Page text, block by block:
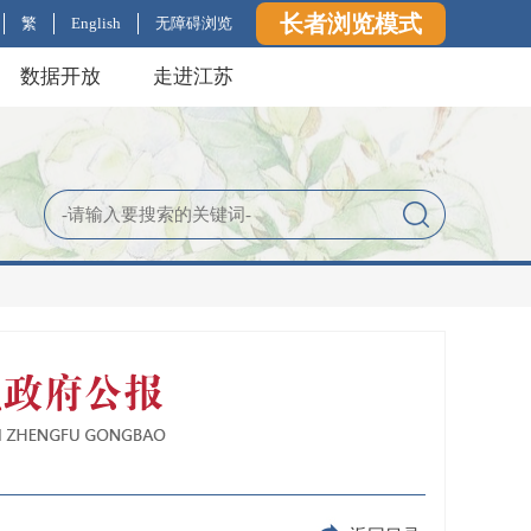
繁 English 无障碍浏览 长者浏览模式
数据开放 走进江苏